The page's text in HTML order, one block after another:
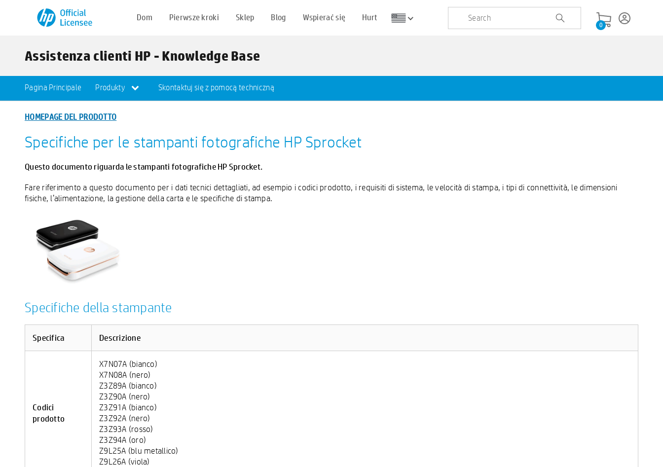
Dom Pierwsze kroki Sklep Blog Wspierać się Hurt
0
Assistenza clienti HP - Knowledge Base
Pagina Principale Produkty Skontaktuj się z pomocą techniczną
HOMEPAGE DEL PRODOTTO
Specifiche per le stampanti fotografiche HP Sprocket
Questo documento riguarda le stampanti fotografiche HP Sprocket.
Fare riferimento a questo documento per i dati tecnici dettagliati, ad esempio i codici prodotto, i requisiti di sistema, le velocità di stampa, i tipi di connettività, le dimensioni
fisiche, l’alimentazione, la gestione della carta e le specifiche di stampa.
Specifiche della stampante
Specifica Descrizione
Codici
prodotto
X7N07A (bianco)
X7N08A (nero)
Z3Z89A (bianco)
Z3Z90A (nero)
Z3Z91A (bianco)
Z3Z92A (nero)
Z3Z93A (rosso)
Z3Z94A (oro)
Z9L25A (blu metallico)
Z9L26A (viola)